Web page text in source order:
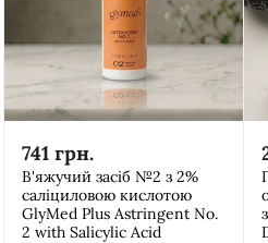
741 грн.
В'яжучий засіб №2 з 2%
саліциловою кислотою
GlyMed Plus Astringent No.
2 with Salicylic Acid